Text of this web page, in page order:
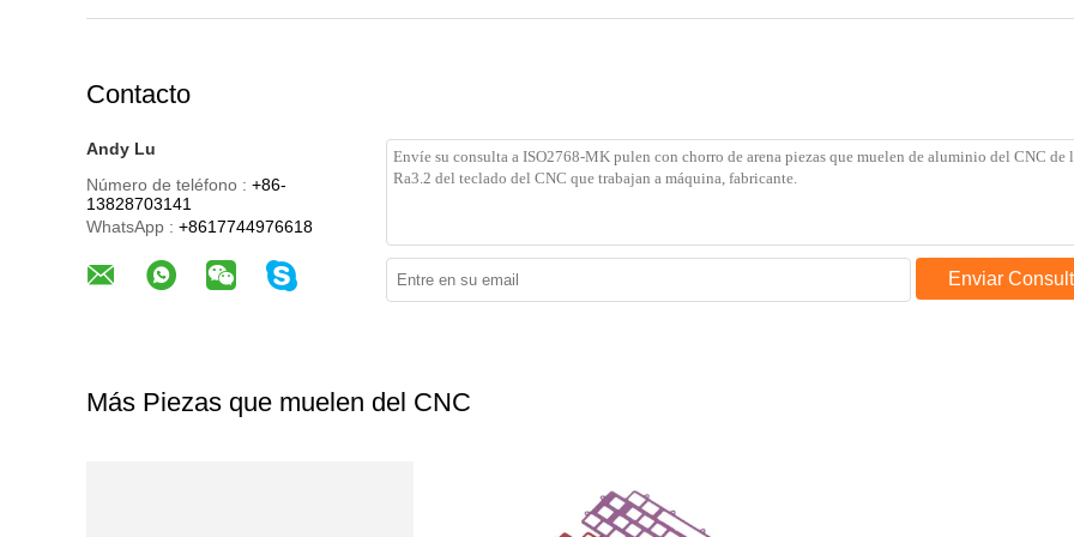
Contacto
Andy Lu
Número de teléfono : +86-
13828703141
WhatsApp : +8617744976618
Enviar
Más Piezas que muelen del CNC